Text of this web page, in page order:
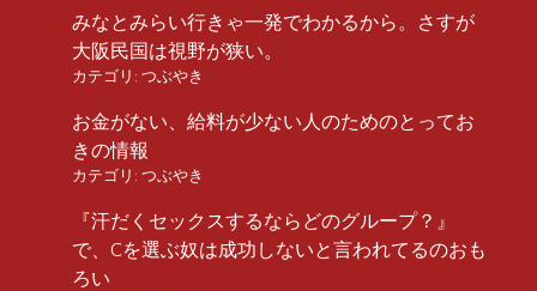
みなとみらい行きゃ一発でわかるから。さすが
大阪民国は視野が狭い。
カテゴリ: つぶやき
お金がない、給料が少ない人のためのとってお
きの情報
カテゴリ: つぶやき
『汗だくセックスするならどのグループ？』
で、Cを選ぶ奴は成功しないと言われてるのおも
ろい